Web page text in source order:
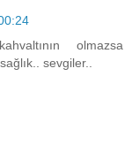
olmazsa
sevgiler..